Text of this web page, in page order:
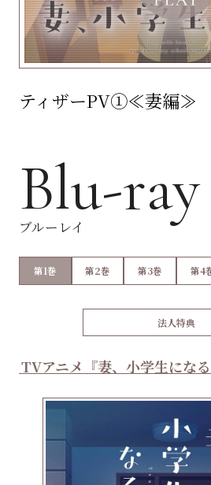
ティザーPV①≪妻編≫
Blu-ray
ブルーレイ
第1巻 第2巻 第3巻 第4
法人特典
TVアニメ『妻、小学生にな